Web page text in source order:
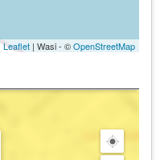
Leaflet | Wasi - ©OpenStreetMap